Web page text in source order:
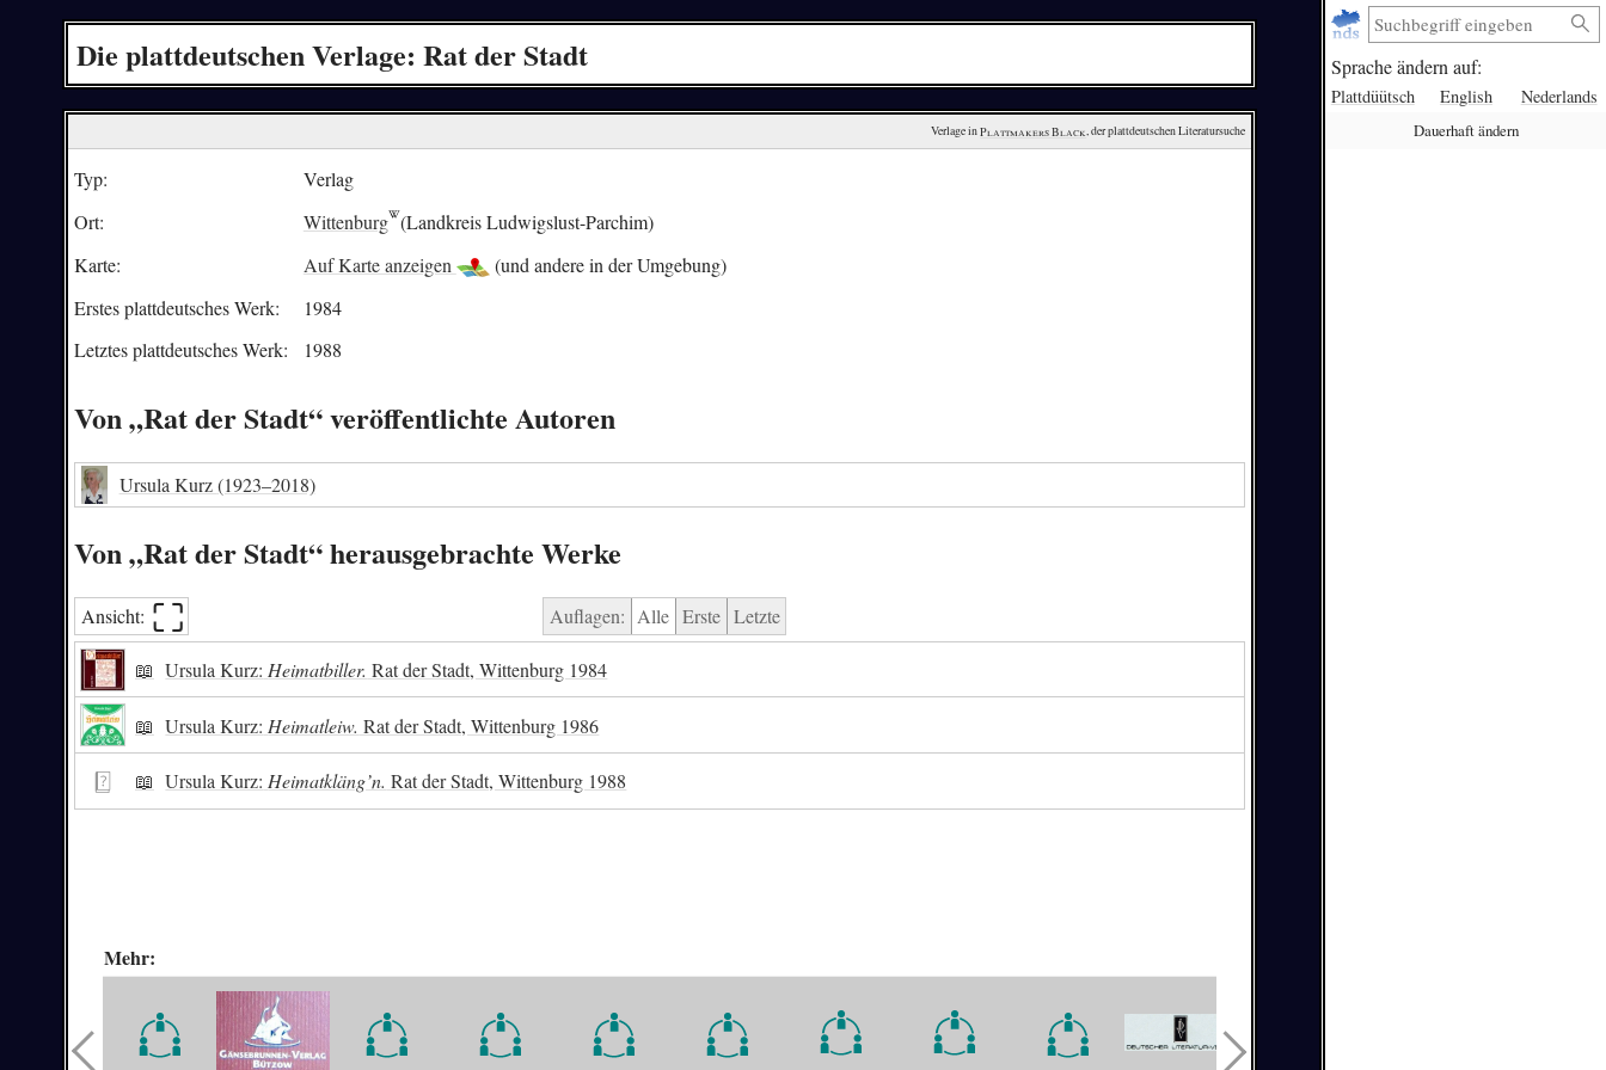
Sprache ändern auf:
Plattdüütsch English Nederlands
Dauerhaft ändern
Die plattdeutschen Verlage: Rat der Stadt
Verlage in Plattmakers Black, der plattdeutschen Literatursuche
Typ:
Verlag
Ort:
Wittenburg (Landkreis Ludwigslust-Parchim)
Karte:
Auf Karte anzeigen
(und andere in der Umgebung)
Erstes plattdeutsches Werk:
1984
Letztes plattdeutsches Werk:
1988
Von „Rat der Stadt“ veröffentlichte Autoren
Ursula Kurz(1923–2018)
Von „Rat der Stadt“ herausgebrachte Werke
Ansicht: ⛶︎ Auflagen: Alle Erste Letzte
📖 Ursula Kurz: Heimatbiller. Rat der Stadt, Wittenburg 1984
📖 Ursula Kurz: Heimatleiw. Rat der Stadt, Wittenburg 1986
📖 Ursula Kurz: Heimatkläng’n. Rat der Stadt, Wittenburg 1988
Mehr: